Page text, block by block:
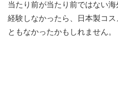
当たり前が当たり前ではない
経験しなかったら、日本製コ
ともなかったかもしれません。